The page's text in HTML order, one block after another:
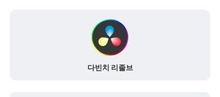
다빈치 리졸브